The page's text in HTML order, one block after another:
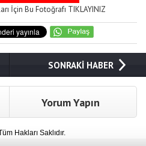
İçin Bu Fotoğrafı TIKLAYINIZ
SONRAKİ HABER
Yorum Yapın
Hakları Saklıdır.